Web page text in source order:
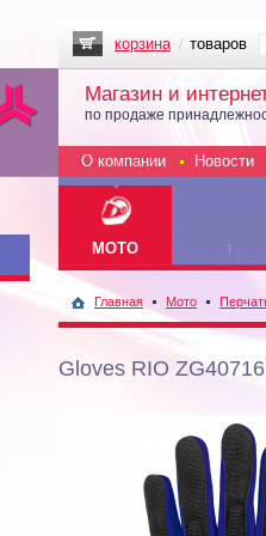
корзина товаров
Магазин и
по продаже
О компании Новости
МОТО
Главная Мото
Gloves RIO